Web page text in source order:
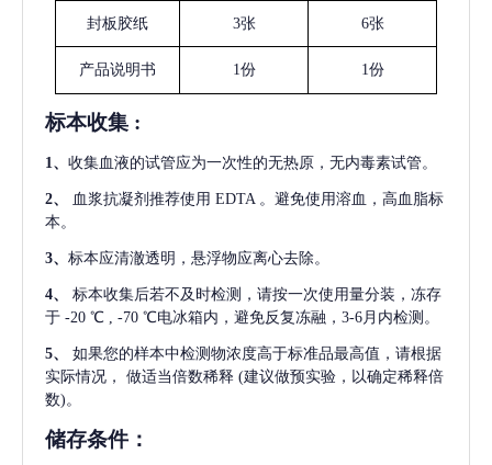
封板胶纸 3张 6张
产品说明书 1份 1份
标本收集 :
1、 收集血液的试管应为一次性的无热原，无内毒素试管。
2、 血浆抗凝剂推荐使用 EDTA 。避免使用溶血，高血脂标
本。
3、 标本应清澈透明，悬浮物应离心去除。
4、
标本收集后若不及时检测，请按一次使用量分装，冻存
于 -20 ℃ , -70 ℃电冰箱内，避免反复冻融，3-6月内检测。
5、
如果您的样本中检测物浓度高于标准品最高值，请根据
实际情况，
做适当倍数稀释 (建议做预实验，以确定稀释倍
数)。
储存条件：